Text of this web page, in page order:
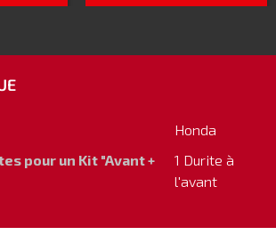
Honda
pour un Kit "Avant +
1 Durite à
l'avant